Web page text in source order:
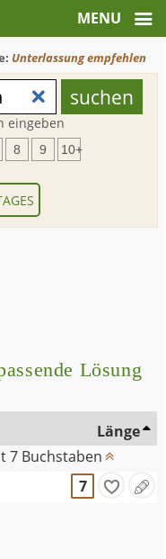
Unterlassung empfehlen
eingeben
8 9 10+
Lösung
Länge
7 Buchstaben
7